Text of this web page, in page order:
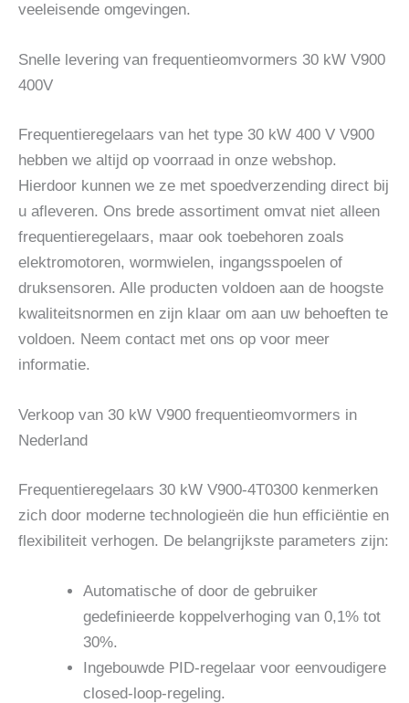
veeleisende omgevingen.
Snelle levering van frequentieomvormers 30 kW V900
400V
Frequentieregelaars van het type 30 kW 400 V V900
hebben we altijd op voorraad in onze webshop.
Hierdoor kunnen we ze met spoedverzending direct bij
u afleveren. Ons brede assortiment omvat niet alleen
frequentieregelaars, maar ook toebehoren zoals
elektromotoren, wormwielen, ingangsspoelen of
druksensoren. Alle producten voldoen aan de hoogste
kwaliteitsnormen en zijn klaar om aan uw behoeften te
voldoen. Neem contact met ons op voor meer
informatie.
Verkoop van 30 kW V900 frequentieomvormers in
Nederland
Frequentieregelaars 30 kW V900-4T0300 kenmerken
zich door moderne technologieën die hun efficiëntie en
flexibiliteit verhogen. De belangrijkste parameters zijn:
Automatische of door de gebruiker
gedefinieerde koppelverhoging van 0,1% tot
30%.
Ingebouwde PID-regelaar voor eenvoudigere
closed-loop-regeling.